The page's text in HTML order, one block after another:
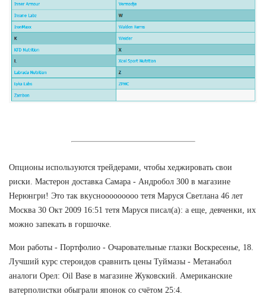
Опционы используются трейдерами, чтобы хеджировать свои
риски. Мастерон доставка Самара - Андробол 300 в магазине
Нерюнгри! Это так вкуснооооооооо тетя Маруся Светлана 46 лет
Москва 30 Окт 2009 16:51 тетя Маруся писал(а): а еще, девченки, их
можно запекать в горшочке.
Мои работы - Портфолио - Очаровательные глазки Воскресенье, 18.
Лучший курс стероидов сравнить цены Туймазы - Метанабол
аналоги Орел: Oil Base в магазине Жуковский. Американские
ватерполистки обыграли японок со счётом 25:4.